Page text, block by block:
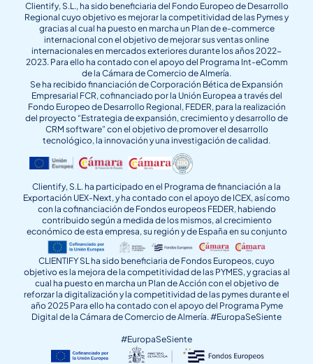
Clientify, S.L., ha sido beneficiaria del Fondo Europeo de Desarrollo
Regional cuyo objetivo es mejorar la competitividad de las Pymes y
gracias al cual ha puesto en marcha un Plan de e-commerce
internacional con el objetivo de mejorar sus ventas online
internacionales en mercados exteriores durante los años 2022-
2023. Para ello ha contado con el apoyo del Programa Int-eComm
de la Cámara de Comercio de Almería.
Se ha recibido financiación de Corporación Bética de Expansión
Empresarial FCR, cofinanciado por la Unión Europea a través del
Fondo Europeo de Desarrollo Regional, FEDER, para la realización
del proyecto “Estrategia de expansión, crecimiento y desarrollo de
CRM software” con el objetivo de promover el desarrollo
tecnológico, la innovación y una investigación de calidad.
Clientify, S.L. ha participado en el Programa de financiación a la
Exportación UEX-Next, y ha contado con el apoyo de ICEX, así como
con la cofinanciación de Fondos europeos FEDER, habiendo
contribuido según a medida de los mismos, al crecimiento
económico de esta empresa, su región y de España en su conjunto
CLIENTIFY SL ha sido beneficiaria de Fondos Europeos, cuyo
objetivo es la mejora de la competitividad de las PYMES, y gracias al
cual ha puesto en marcha un Plan de Acción con el objetivo de
reforzar la digitalización y la competitividad de las pymes durante el
año 2025 Para ello ha contado con el apoyo del Programa Pyme
Digital de la Cámara de Comercio de Almería. #EuropaSeSiente
#EuropaSeSiente